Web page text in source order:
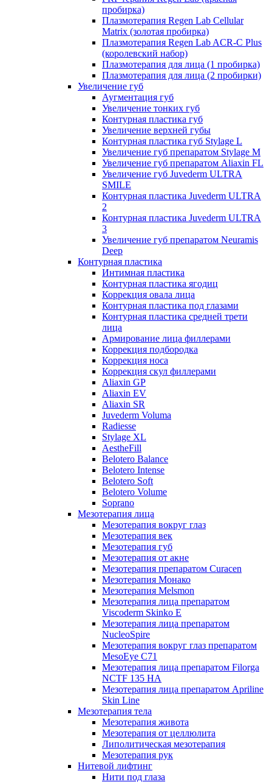
пробирка)
Плазмотерапия Regen Lab Cellular
Matrix (золотая пробирка)
Плазмотерапия Regen Lab ACR-C Plus
(королевский набор)
Плазмотерапия для лица (1 пробирка)
Плазмотерапия для лица (2 пробирки)
Увеличение губ
Аугментация губ
Увеличение тонких губ
Контурная пластика губ
Увеличение верхней губы
Контурная пластика губ Stylage L
Увеличение губ препаратом Stylage M
Увеличение губ препаратом Aliaxin FL
Увеличение губ Juvederm ULTRA
SMILE
Контурная пластика Juvederm ULTRA
2
Контурная пластика Juvederm ULTRA
3
Увеличение губ препаратом Neuramis
Deep
Контурная пластика
Интимная пластика
Контурная пластика ягодиц
Коррекция овала лица
Контурная пластика под глазами
Контурная пластика средней трети
лица
Армирование лица филлерами
Коррекция подбородка
Коррекция носа
Коррекция скул филлерами
Aliaxin GP
Aliaxin EV
Aliaxin SR
Juvederm Voluma
Radiesse
Stylage XL
AestheFill
Belotero Balance
Belotero Intense
Belotero Soft
Belotero Volume
Soprano
Мезотерапия лица
Мезотерапия вокруг глаз
Мезотерапия век
Мезотерапия губ
Мезотерапия от акне
Мезотерапия препаратом Curacen
Мезотерапия Монако
Мезотерапия Melsmon
Мезотерапия лица препаратом
Viscoderm Skinko E
Мезотерапия лица препаратом
NucleoSpire
Мезотерапия вокруг глаз препаратом
MesoEye С71
Мезотерапия лица препаратом Filorga
NCTF 135 HA
Мезотерапия лица препаратом Apriline
Skin Line
Мезотерапия тела
Мезотерапия живота
Мезотерапия от целлюлита
Липолитическая мезотерапия
Мезотерапия рук
Нитевой лифтинг
Нити под глаза